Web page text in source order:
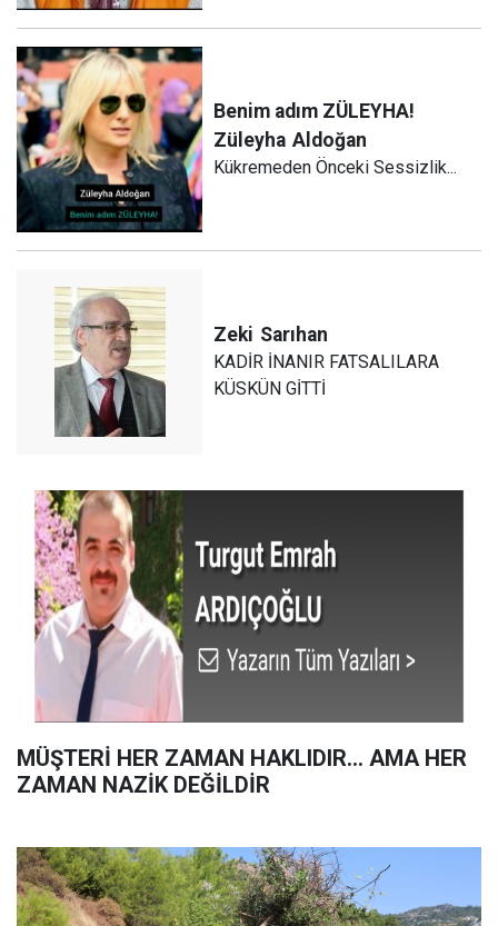
Benim adım ZÜLEYHA!
Züleyha Aldoğan
Kükremeden Önceki Sessizlik...
Zeki Sarıhan
KADİR İNANIR FATSALILARA
KÜSKÜN GİTTİ
MÜŞTERİ HER ZAMAN HAKLIDIR… AMA HER
ZAMAN NAZİK DEĞİLDİR